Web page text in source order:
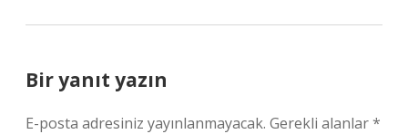
Bir yanıt yazın
E-posta adresiniz yayınlanmayacak. Gerekli alanlar*